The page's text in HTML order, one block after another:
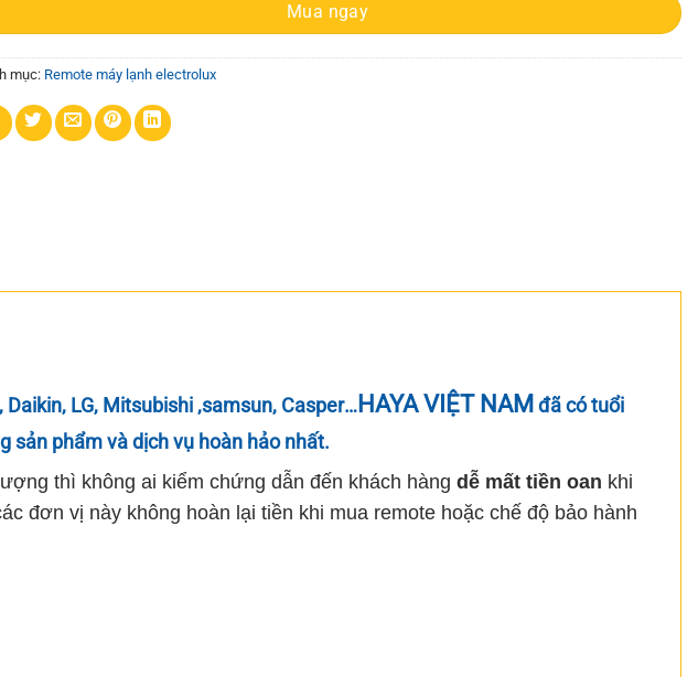
Mua ngay
mục: Remote máy lạnh electrolux
Daikin, LG, Mitsubishi,samsun, Casper…HAYA VIỆT NAM đã có tuổi
sản phẩm và dịch vụ hoàn hảo nhất.
thì không ai kiểm chứng dẫn đến khách hàng dễ mất tiền oan khi
đơn vị này không hoàn lại tiền khi mua remote hoặc chế độ bảo hành